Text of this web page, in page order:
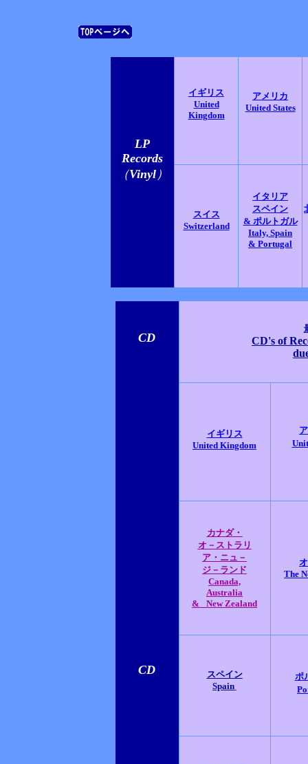
LP
Records
（Vinyl）
イギリス
United
Kingdom
アメリカ
United States
スイス
Switzerland
イタリア
スペイン
& ポルトガル
Italy, Spain
& Portugal
CD
CD
CD's of
イギリス
United Kingdom
カナダ・
オ－ストラリ
ア・ニュ－
ジ－ランド
Canada,
Australia
&
New Zealand
The
スペイン
Spain
ポ